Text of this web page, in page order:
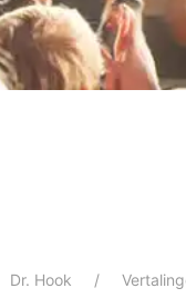
Dr. Hook